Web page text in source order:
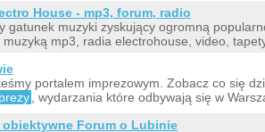
House - mp3, forum, radio
gatunek muzyki zyskujący ogromną
mp3, radia electrohouse, video,
portalem imprezowym. Zobacz co się
, wydarzania które odbywają się w
Forum o Lubinie